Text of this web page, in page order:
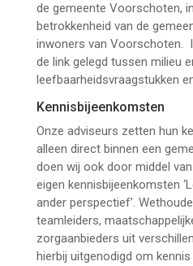
de gemeente Voorschoten,
betrokkenheid van de
inwoners van Voorschoten.
de link gelegd tussen milieu
leefbaarheidsvraagstukken
Kennisbijeenkomsten
Onze adviseurs zetten hun
alleen direct binnen een
doen wij ook door middel
eigen kennisbijeenkomsten
ander perspectief’.
teamleiders,
zorgaanbieders uit
hierbij uitgenodigd om